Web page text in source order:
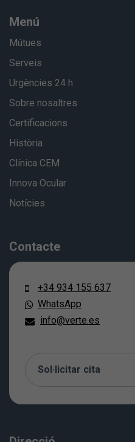
Menú
Mútues
Serveis
Urgències 24 h
Sobre nosaltres
Certificacions
Història
Clínica CEM
Innova Ocular
Notícies
Contacte
+34 934 155 637
WhatsApp
info@verte.es
Sol·licitar cita